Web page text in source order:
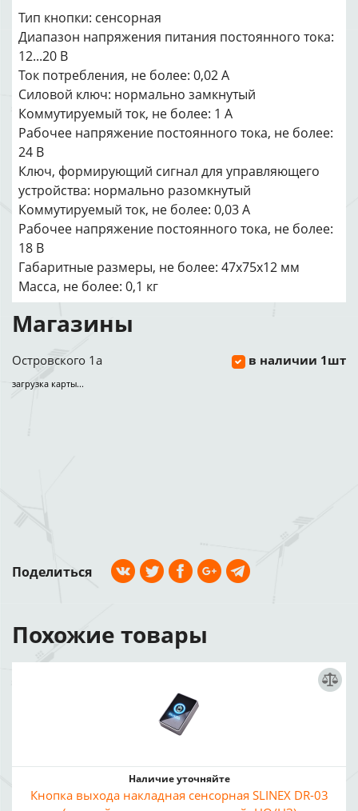
Тип кнопки: сенсорная
Диапазон напряжения питания постоянного тока:
12...20 В
Ток потребления, не более: 0,02 А
Силовой ключ: нормально замкнутый
Коммутируемый ток, не более: 1 А
Рабочее напряжение постоянного тока, не более:
24 В
Ключ, формирующий сигнал для управляющего
устройства: нормально разомкнутый
Коммутируемый ток, не более: 0,03 А
Рабочее напряжение постоянного тока, не более:
18 В
Габаритные размеры, не более: 47х75х12 мм
Масса, не более: 0,1 кг
Магазины
Островского 1а в наличии 1шт
загрузка карты...
Поделиться
Похожие товары
Наличие уточняйте
Кнопка выхода накладная сенсорная SLINEX DR-03